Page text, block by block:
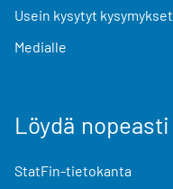
Usein kysytyt kysymykset
Medialle
Löydä nopeasti
StatFin-tietokanta